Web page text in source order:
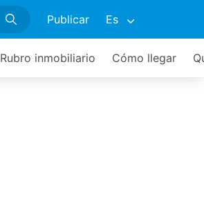
Publicar Es
Rubro inmobiliario Cómo llegar